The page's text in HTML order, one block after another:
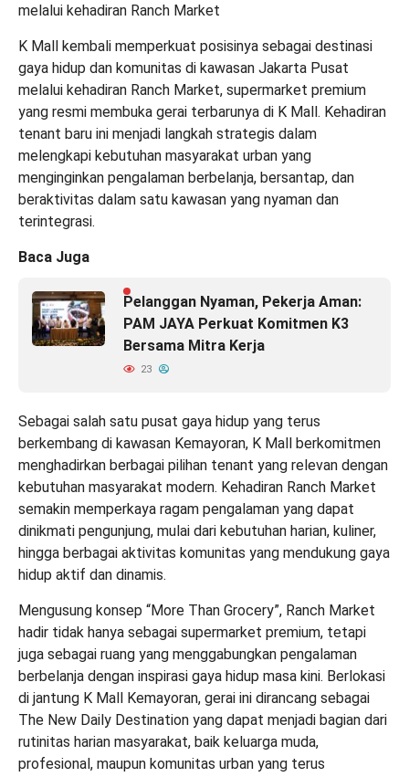
melalui kehadiran Ranch Market
K Mall kembali memperkuat posisinya sebagai destinasi
gaya hidup dan komunitas di kawasan Jakarta Pusat
melalui kehadiran Ranch Market, supermarket premium
yang resmi membuka gerai terbarunya di K Mall. Kehadiran
tenant baru ini menjadi langkah strategis dalam
melengkapi kebutuhan masyarakat urban yang
menginginkan pengalaman berbelanja, bersantap, dan
beraktivitas dalam satu kawasan yang nyaman dan
terintegrasi.
Baca Juga
Pelanggan Nyaman, Pekerja Aman:
PAM JAYA Perkuat Komitmen K3
Bersama Mitra Kerja
23
Sebagai salah satu pusat gaya hidup yang terus
berkembang di kawasan Kemayoran, K Mall berkomitmen
menghadirkan berbagai pilihan tenant yang relevan dengan
kebutuhan masyarakat modern. Kehadiran Ranch Market
semakin memperkaya ragam pengalaman yang dapat
dinikmati pengunjung, mulai dari kebutuhan harian, kuliner,
hingga berbagai aktivitas komunitas yang mendukung gaya
hidup aktif dan dinamis.
Mengusung konsep “More Than Grocery”, Ranch Market
hadir tidak hanya sebagai supermarket premium, tetapi
juga sebagai ruang yang menggabungkan pengalaman
berbelanja dengan inspirasi gaya hidup masa kini. Berlokasi
di jantung K Mall Kemayoran, gerai ini dirancang sebagai
The New Daily Destination yang dapat menjadi bagian dari
rutinitas harian masyarakat, baik keluarga muda,
profesional, maupun komunitas urban yang terus